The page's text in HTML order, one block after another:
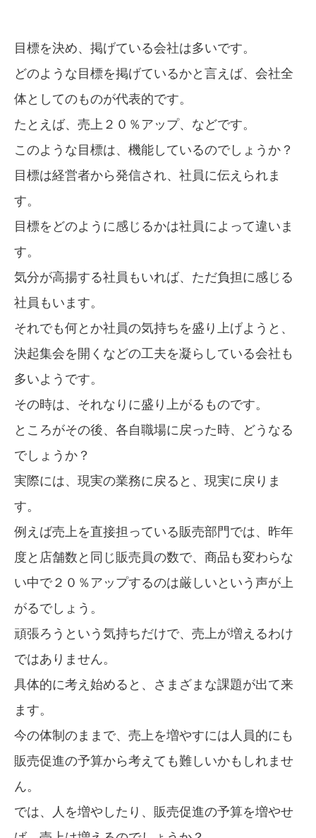
目標を決め、掲げている会社は多いです。
どのような目標を掲げているかと言えば、会社全
体としてのものが代表的です。
たとえば、売上２０％アップ、などです。
このような目標は、機能しているのでしょうか？
目標は経営者から発信され、社員に伝えられま
す。
目標をどのように感じるかは社員によって違いま
す。
気分が高揚する社員もいれば、ただ負担に感じる
社員もいます。
それでも何とか社員の気持ちを盛り上げようと、
決起集会を開くなどの工夫を凝らしている会社も
多いようです。
その時は、それなりに盛り上がるものです。
ところがその後、各自職場に戻った時、どうなる
でしょうか？
実際には、現実の業務に戻ると、現実に戻りま
す。
例えば売上を直接担っている販売部門では、昨年
度と店舗数と同じ販売員の数で、商品も変わらな
い中で２０％アップするのは厳しいという声が上
がるでしょう。
頑張ろうという気持ちだけで、売上が増えるわけ
ではありません。
具体的に考え始めると、さまざまな課題が出て来
ます。
今の体制のままで、売上を増やすには人員的にも
販売促進の予算から考えても難しいかもしれませ
ん。
では、人を増やしたり、販売促進の予算を増やせ